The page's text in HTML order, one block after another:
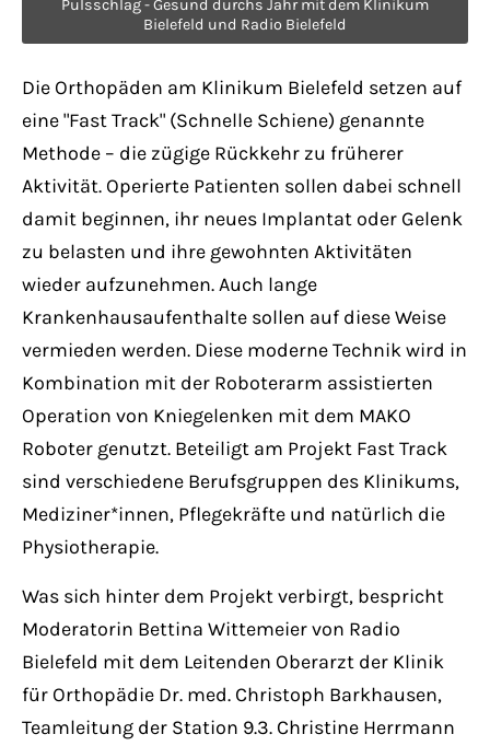
Have any questions?
+44 1234 567 890
Drop us a line
info@yourdomain.com
About us
Lorem ipsum dolor sit amet, consectetuer
adipiscing elit.
Aenean commodo ligula eget dolor. Aenean
massa. Cum sociis natoque penatibus et
magnis dis parturient montes, nascetur
ridiculus mus. Donec quam felis, ultricies
nec.
Pulsschlag - Gesund durchs Jahr mit dem Klinikum
Bielefeld und Radio Bielefeld
Die Orthopäden am Klinikum Bielefeld setzen auf
eine "Fast Track" (Schnelle Schiene) genannte
Methode – die zügige Rückkehr zu früherer
Aktivität. Operierte Patienten sollen dabei schnell
damit beginnen, ihr neues Implantat oder Gelenk
zu belasten und ihre gewohnten Aktivitäten
wieder aufzunehmen. Auch lange
Krankenhausaufenthalte sollen auf diese Weise
vermieden werden. Diese moderne Technik wird in
Kombination mit der Roboterarm assistierten
Operation von Kniegelenken mit dem MAKO
Roboter genutzt. Beteiligt am Projekt Fast Track
sind verschiedene Berufsgruppen des Klinikums,
Mediziner*innen, Pflegekräfte und natürlich die
Physiotherapie.
Was sich hinter dem Projekt verbirgt, bespricht
Moderatorin Bettina Wittemeier von Radio
Bielefeld mit dem Leitenden Oberarzt der Klinik
für Orthopädie Dr. med. Christoph Barkhausen,
Teamleitung der Station 9.3. Christine Herrmann